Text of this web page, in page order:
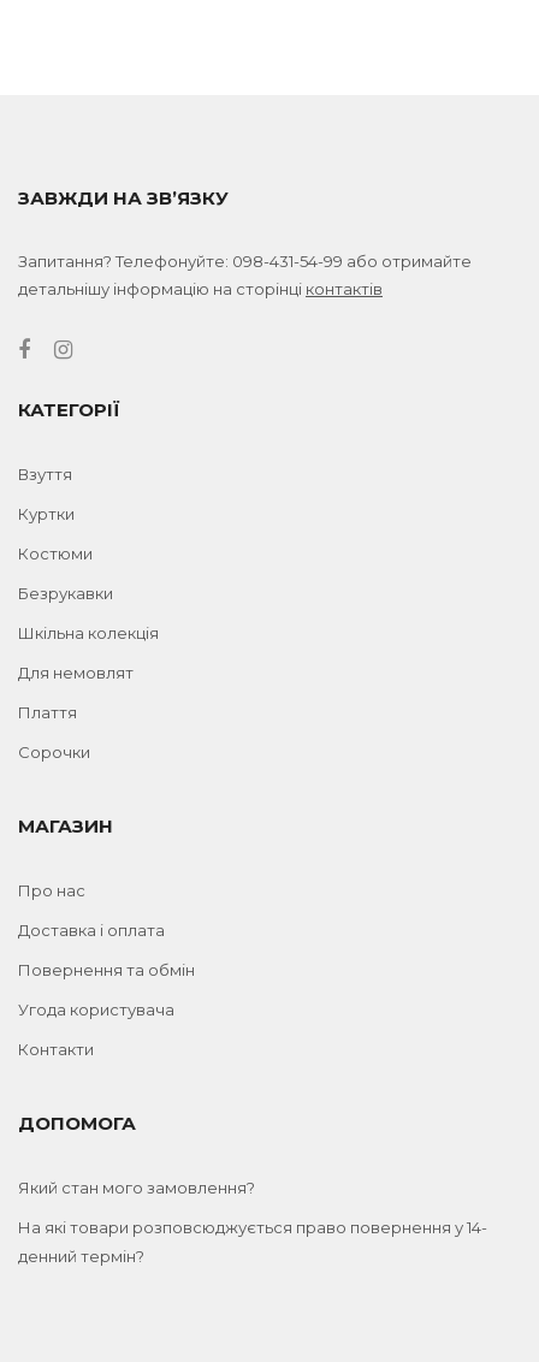
ЗАВЖДИ НА ЗВ’ЯЗКУ
Запитання? Телефонуйте: 098-431-54-99 або отримайте
детальнішу інформацію на сторінці контактів
КАТЕГОРІЇ
Взуття
Куртки
Костюми
Безрукавки
Шкільна колекція
Для немовлят
Плаття
Сорочки
МАГАЗИН
Про нас
Доставка і оплата
Повернення та обмін
Угода користувача
Контакти
ДОПОМОГА
Який стан мого замовлення?
На які товари розповсюджується право повернення у 14-
денний термін?